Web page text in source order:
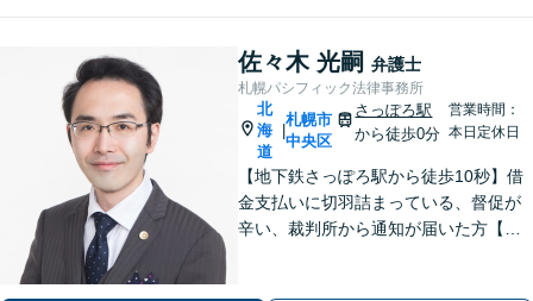
佐々木 光嗣 弁護士
札幌パシフィック法律事務所
北
海
道
札幌市
中央区
さっぽろ駅
から徒歩0分
営業時間：
本日定休日
【地下鉄さっぽろ駅から徒歩10秒】借
金支払いに切羽詰まっている、督促が
辛い、裁判所から通知が届いた方【相